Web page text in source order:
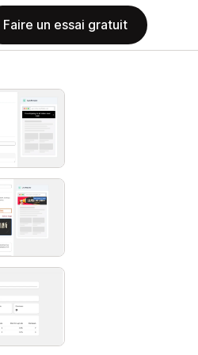
Faire un essai gratuit